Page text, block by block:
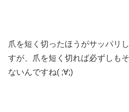
爪を短く切ったほうがサッパリ
すが、爪を短く切れば必ずしも
ないんですね( ;∀;)